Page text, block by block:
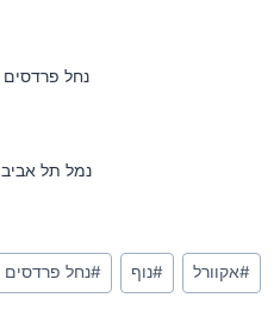
נחל פרדסים
נמל תל אביב
Post
Tags:
#אקוורל #נוף #נחל פרדסים